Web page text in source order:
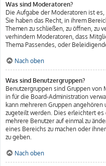
Was sind Moderatoren?
Die Aufgabe der Moderatoren ist
Sie haben das Recht, in ihrem
Themen zu schließen, zu öffnen, zu
verhindern Moderatoren, dass
Thema Passendes, oder
Nach oben
Was sind Benutzergruppen?
Benutzergruppen sind Gruppen
in für die Board-Administration
kann mehreren Gruppen
zugeteilt werden. Dies erleichtert
mehrere Benutzer auf einmal zu
eines Bereichs zu machen oder
zu geben.
Nach oben